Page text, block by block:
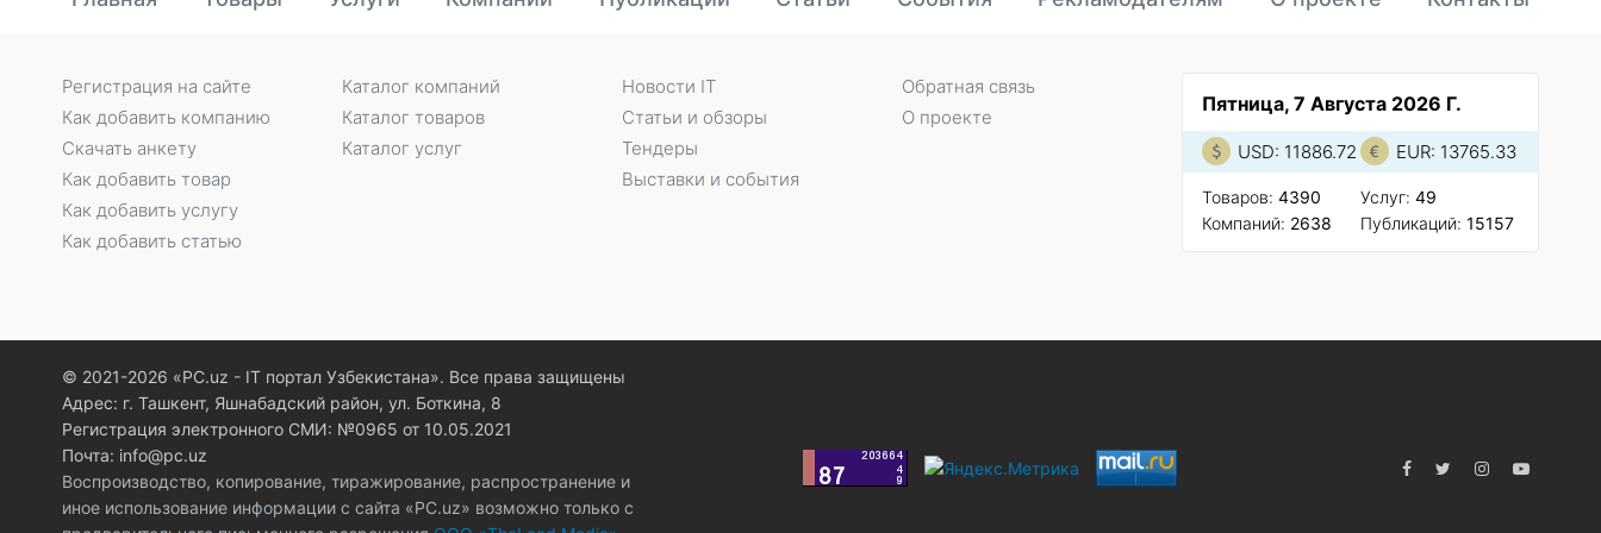
Пятница, 7 Августа 2026 Г.
USD: 11886.72 EUR: 13765.33
Товаров: 4390
Компаний: 2638
Услуг: 49
Публикаций: 15157
Регистрация на сайте
Как добавить компанию
Скачать анкету
Как добавить товар
Как добавить услугу
Как добавить статью
Каталог компаний
Каталог товаров
Каталог услуг
Новости IT
Статьи и обзоры
Тендеры
Выставки и события
Обратная связь
О проекте
© 2021-2026 «PC.uz - IT портал Узбекистана». Все права защищены
Адрес: г. Ташкент, Яшнабадский район, ул. Боткина, 8
Регистрация электронного СМИ: №0965 от 10.05.2021
Почта: info@pc.uz
Воспроизводство, копирование, тиражирование, распространение и
иное использование информации с сайта «PC.uz» возможно только с